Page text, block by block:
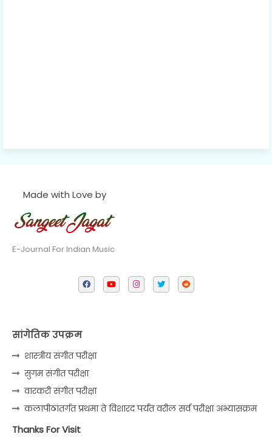
Made with Love by
E-Journal For Indian Music
सांगेतिक उपक्रम
शास्त्रीय संगीत परीक्षा
सुगम संगीत परीक्षा
वारकरी संगीत परीक्षा
कलापीठांतर्गत प्रथमा ते विशारद पर्यंत वरील सर्व परीक्षा अभ्यासक्रम
Thanks For Visit